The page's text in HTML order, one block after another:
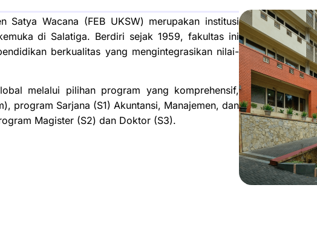
Satya Wacana (FEB UKSW) merupakan institusi
di Salatiga. Berdiri sejak 1959, fakultas ini
berkualitas yang mengintegrasikan nilai-
melalui pilihan program yang komprehensif,
program Sarjana (S1) Akuntansi, Manajemen, dan
Magister (S2) dan Doktor (S3).